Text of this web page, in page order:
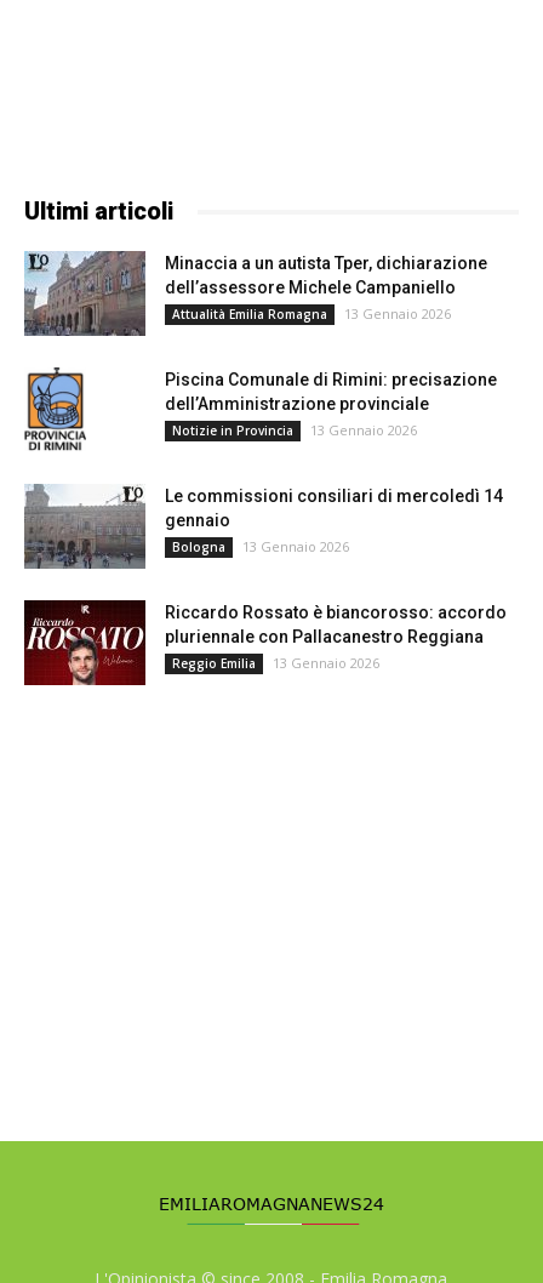
Ultimi articoli
Minaccia a un autista Tper, dichiarazione
dell’assessore Michele Campaniello
Attualità Emilia Romagna 13 Gennaio 2026
Piscina Comunale di Rimini: precisazione
dell’Amministrazione provinciale
Notizie in Provincia 13 Gennaio 2026
Le commissioni consiliari di mercoledì 14
gennaio
Bologna 13 Gennaio 2026
Riccardo Rossato è biancorosso: accordo
pluriennale con Pallacanestro Reggiana
Reggio Emilia 13 Gennaio 2026